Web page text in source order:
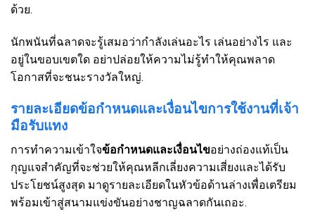
ด้วย.
นักพนันที่ฉลาดจะรู้เสมอว่ากำลังเล่นอะไร เล่นอย่างไร และ
อยู่ในขอบเขตใด อย่าปล่อยให้ความไม่รู้ทำให้คุณพลาด
โอกาสที่จะชนะรางวัลใหญ่.
รายละเอียดข้อกำหนดและเงื่อนไขการใช้งานที่เจ้า
มือรับแทง
การทำความเข้าใจข้อกำหนดและเงื่อนไขอย่างถ่องแท้เป็น
กุญแจสำคัญที่จะช่วยให้คุณหลีกเลี่ยงความเสี่ยงและได้รับ
ประโยชน์สูงสุด มาดูรายละเอียดในหัวข้อด้านล่างเพื่อเตรียม
พร้อมเข้าสู่สนามแข่งขันอย่างชาญฉลาดกันเถอะ.